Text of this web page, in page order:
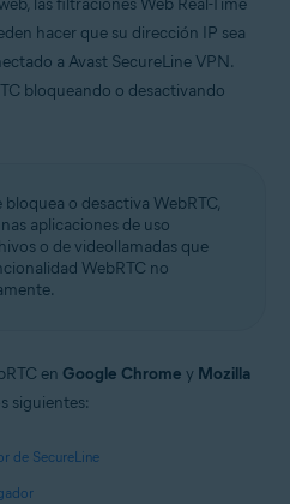
Home
- Service Pack 1, 32 o 64 bits
las filtraciones Web Real-Time
hacer que su dirección IP sea
a Avast SecureLine VPN.
bloqueando o desactivando
bloquea o desactiva WebRTC,
aplicaciones de uso
o de videollamadas que
WebRTC no
en Google Chrome y Mozilla
siguientes:
de SecureLine